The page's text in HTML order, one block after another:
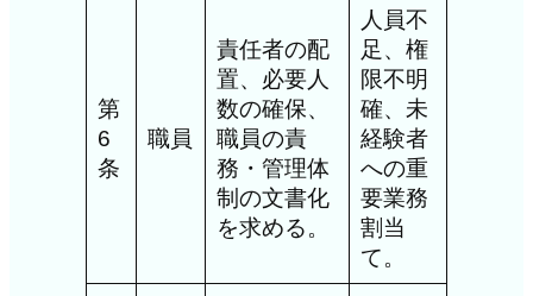
第
6
条
職員
責任者の配
置、必要人
数の確保、
職員の責
務・管理体
制の文書化
を求める。
人員不
足、権
限不明
確、未
経験者
への重
要業務
割当
て。